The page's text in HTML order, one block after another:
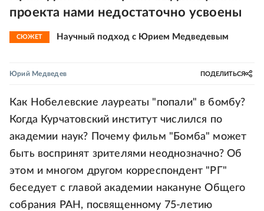
проекта нами недостаточно усвоены
СЮЖЕТ Научный подход с Юрием Медведевым
Юрий Медведев ПОДЕЛИТЬСЯ
Как Нобелевские лауреаты "попали" в бомбу?
Когда Курчатовский институт числился по
академии наук? Почему фильм "Бомба" может
быть воспринят зрителями неоднозначно? Об
этом и многом другом корреспондент "РГ"
беседует с главой академии накануне Общего
собрания РАН, посвященному 75-летию